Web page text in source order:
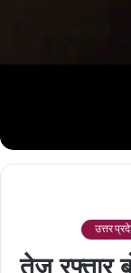
उत्तर
तेज रफ्तार